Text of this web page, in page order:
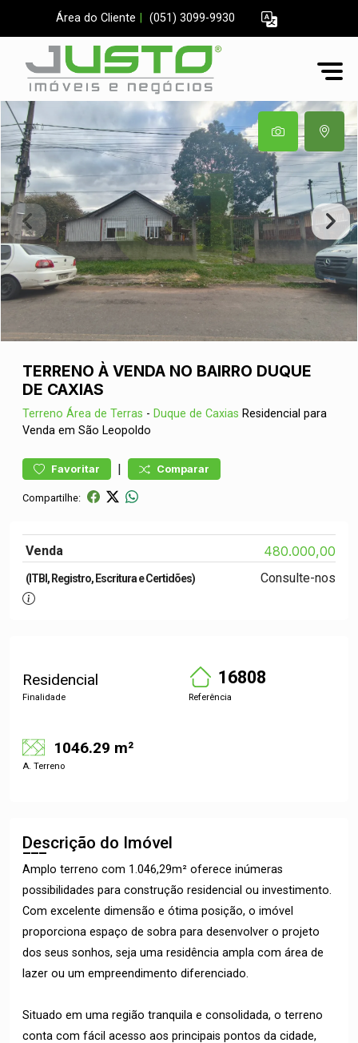
Área do Cliente (051) 3099-9930
TERRENO À VENDA NO BAIRRO DUQUE
DE CAXIAS
Terreno Área de Terras - Duque de Caxias Residencial para
Venda em São Leopoldo
Favoritar | Comparar
Compartilhe:
Venda 480.000,00
(ITBI, Registro, Escritura e Certidões) Consulte-nos
Residencial
Finalidade
16808
Referência
1046.29 m²
A. Terreno
Descrição do Imóvel
Amplo terreno com 1.046,29m² oferece inúmeras
possibilidades para construção residencial ou investimento.
Com excelente dimensão e ótima posição, o imóvel
proporciona espaço de sobra para desenvolver o projeto
dos seus sonhos, seja uma residência ampla com área de
lazer ou um empreendimento diferenciado.
Situado em uma região tranquila e consolidada, o terreno
conta com fácil acesso aos principais pontos da cidade,